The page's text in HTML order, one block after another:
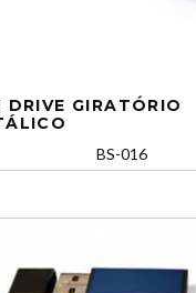
DRIVE GIRATÓRIO
BS-016